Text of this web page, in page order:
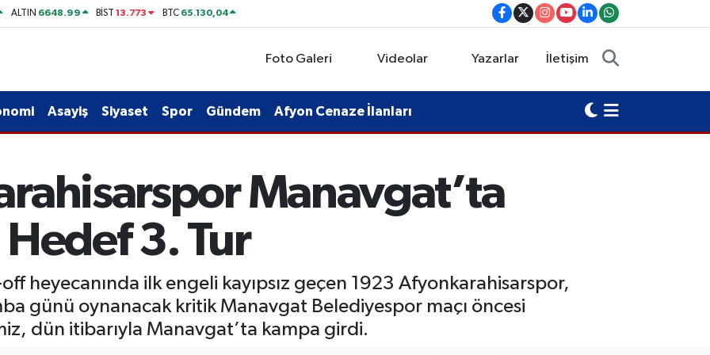
ALTIN 6648.99 BİST13.773 BTC 65.130,04
Foto Galeri Videolar Yazarlar İletişim
Asayiş Siyaset Spor Gündem Afyon Cenaze İlanları
Manavgat’ta
3. Tur
heyecanında ilk engeli kayıpsız geçen 1923 Afyonkarahisarspor,
günü oynanacak kritik Manavgat Belediyespor maçı öncesi
dün itibarıyla Manavgat’ta kampa girdi.